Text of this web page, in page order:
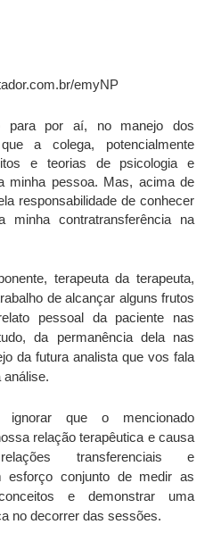
emyNP
para por aí, no manejo dos
a colega, potencialmente
e teorias de psicologia e
minha pessoa. Mas, acima de
responsabilidade de conhecer
contratransferência na
terapeuta da terapeuta,
de alcançar alguns frutos
pessoal da paciente nas
da permanência dela nas
da futura analista que vos fala
análise.
que o mencionado
relação terapêutica e causa
transferenciais e
esforço conjunto de medir as
e demonstrar uma
no decorrer das sessões.